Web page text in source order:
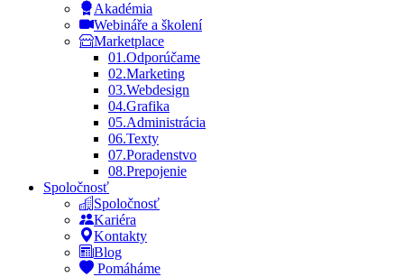
Akadémia
Webináře a školení
Marketplace
01.Odporúčame
02.Marketing
03.Webdesign
04.Grafika
05.Administrácia
06.Texty
07.Poradenstvo
08.Prepojenie
Spoločnosť
Spoločnosť
Kariéra
Kontakty
Blog
Pomáháme